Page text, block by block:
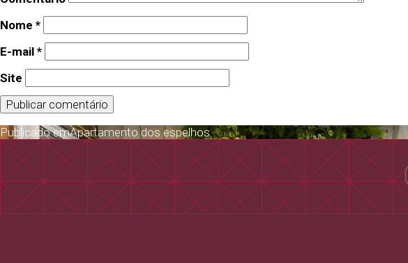
Nome *
E-mail *
Site
Publicado emApartamento dos espelhos